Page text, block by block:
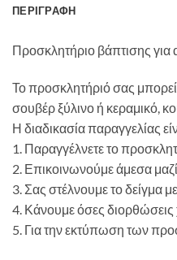
ΠΕΡΙΓΡΑΦΉ
Προσκλητήριο βάπτισης για
Το προσκλητήριό σας μπορεί
σουβέρ ξύλινο ή κεραμικό,
Η διαδικασία παραγγελίας
1. Παραγγέλνετε το
2. Επικοινωνούμε άμεσα
3. Σας στέλνουμε το δείγμα
4. Κάνουμε όσες διορθώσεις
5. Για την εκτύπωση των